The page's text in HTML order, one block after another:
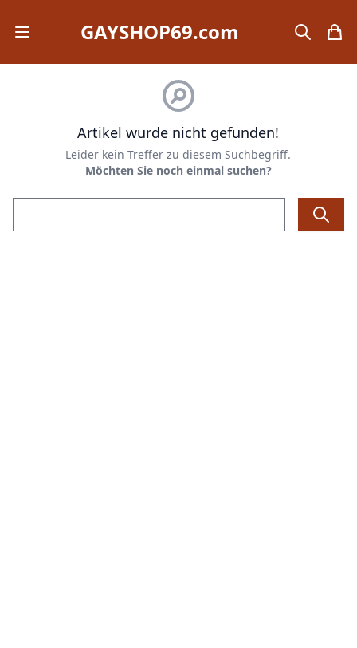
Open mobile menuGAYSHOP69.com search
Artikel wurde nicht gefunden!
Leider kein Treffer zu diesem Suchbegriff.
Möchten Sie noch einmal suchen?